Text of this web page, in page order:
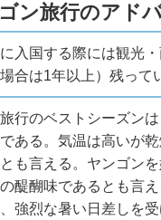
ン旅行のアド
入国する際には観光
合は1年以上）残って
行のベストシーズン
ある。気温は高いが
も言える。ヤンゴン
醍醐味であるとも言
強烈な暑い日差しを